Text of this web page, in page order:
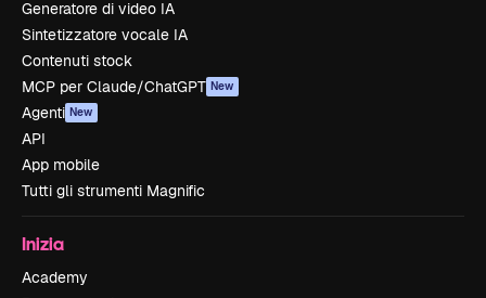
Generatore di video IA
Sintetizzatore vocale IA
Contenuti stock
MCP per Claude/ChatGPT New
Agenti New
API
App mobile
Tutti gli strumenti Magnific
Inizia
Academy